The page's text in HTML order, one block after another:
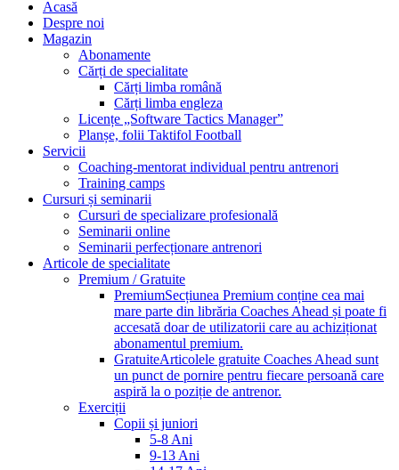
Acasă
Despre noi
Magazin
Abonamente
Cărți de specialitate
Cărți limba română
Cărți limba engleza
Licențe „Software Tactics Manager”
Planșe, folii Taktifol Football
Servicii
Coaching-mentorat individual pentru antrenori
Training camps
Cursuri și seminarii
Cursuri de specializare profesională
Seminarii online
Seminarii perfecționare antrenori
Articole de specialitate
Premium / Gratuite
PremiumSecțiunea Premium conține cea mai
mare parte din librăria Coaches Ahead și poate fi
accesată doar de utilizatorii care au achiziționat
abonamentul premium.
GratuiteArticolele gratuite Coaches Ahead sunt
un punct de pornire pentru fiecare persoană care
aspiră la o poziție de antrenor.
Exerciții
Copii și juniori
5-8 Ani
9-13 Ani